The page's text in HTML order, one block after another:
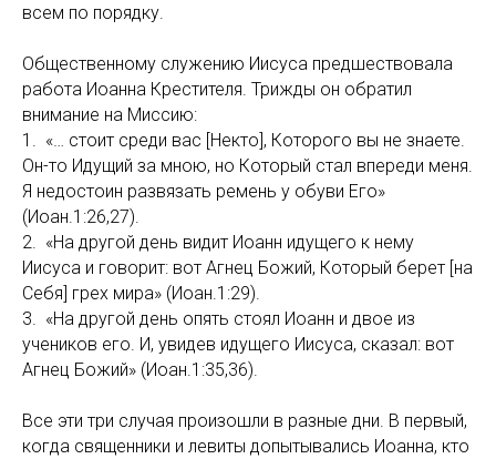
всем по порядку.
Общественному служению Иисуса предшествовала
работа Иоанна Крестителя. Трижды он обратил
внимание на Миссию:
1. «… стоит среди вас [Некто], Которого вы не знаете.
Он-то Идущий за мною, но Который стал впереди меня.
Я недостоин развязать ремень у обуви Его»
(Иоан.1:26,27).
2. «На другой день видит Иоанн идущего к нему
Иисуса и говорит: вот Агнец Божий, Который берет [на
Себя] грех мира» (Иоан.1:29).
3. «На другой день опять стоял Иоанн и двое из
учеников его. И, увидев идущего Иисуса, сказал: вот
Агнец Божий» (Иоан.1:35,36).
Все эти три случая произошли в разные дни. В первый,
когда священники и левиты допытывались Иоанна, кто